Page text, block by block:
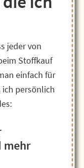
jeder von
Stoffkauf
einfach für
ich persönlich
mehr